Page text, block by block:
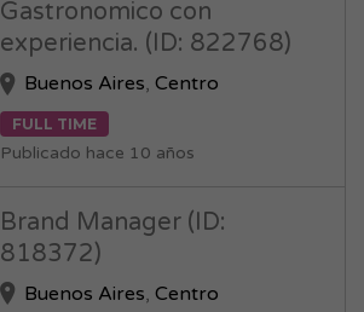
Gastronomico con
experiencia. (ID: 822768)
Buenos Aires,Centro
FULL TIME
Publicado hace 10 años
Brand Manager (ID:
818372)
Buenos Aires,Centro